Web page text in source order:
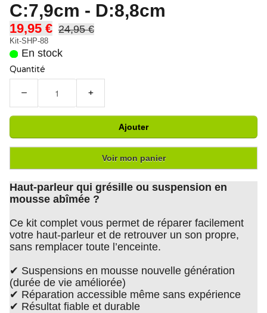
C:7,9cm - D:8,8cm
19,95 € 24,95 €
Kit-SHP-88
En stock
Quantité
− +
Ajouter
Voir mon panier
Haut-parleur qui grésille ou suspension en
mousse abîmée ?
Ce kit complet vous permet de réparer facilement
votre haut-parleur et de retrouver un son propre,
sans remplacer toute l’enceinte.
✔ Suspensions en mousse nouvelle génération
(durée de vie améliorée)
✔ Réparation accessible même sans expérience
✔ Résultat fiable et durable